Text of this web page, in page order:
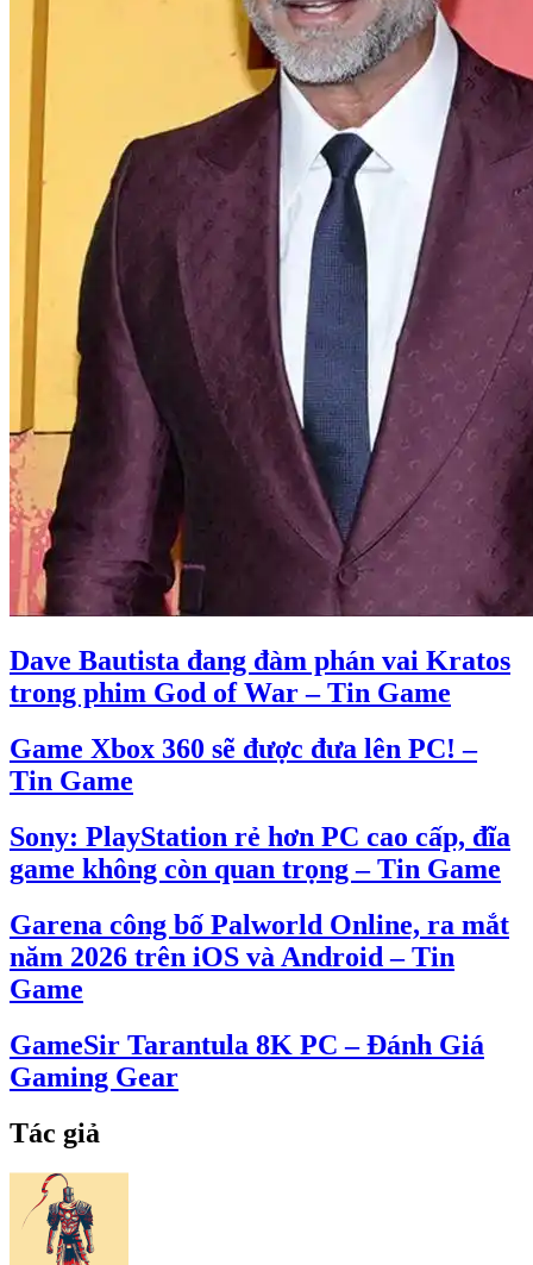
Dave Bautista đang đàm phán vai Kratos
trong phim God of War – Tin Game
Game Xbox 360 sẽ được đưa lên PC! –
Tin Game
Sony: PlayStation rẻ hơn PC cao cấp, đĩa
game không còn quan trọng – Tin Game
Garena công bố Palworld Online, ra mắt
năm 2026 trên iOS và Android – Tin
Game
GameSir Tarantula 8K PC – Đánh Giá
Gaming Gear
Tác giả